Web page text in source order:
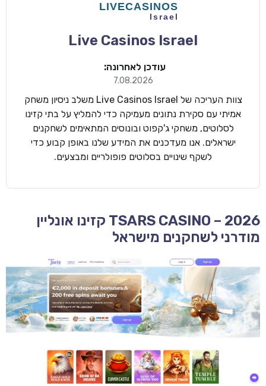
Live Casinos Israel
עודכן לאחרונה:
7.08.2026
צוות העריכה של Live Casinos Israel משלב ניסיון משחק
אמיתי עם סקירת נתונים מעמיקה כדי להמליץ על בתי קזינו
לסלוטים, משחקי ג'קפוט ובונוסים המתאימים לשחקנים
ישראלים. אנו מעדכנים את המידע שלנו באופן קבוע כדי
לשקף שינויים בסלוטים פופולריים ומבצעים.
TSARS CASINO – 2026 קזינו אונליין
מודרני לשחקנים מישראל